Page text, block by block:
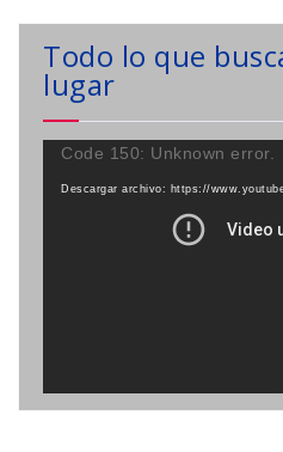
Todo lo que
lugar
Reproductor
vídeo
Code 150: Unknown error.
Descargar archivo: https://